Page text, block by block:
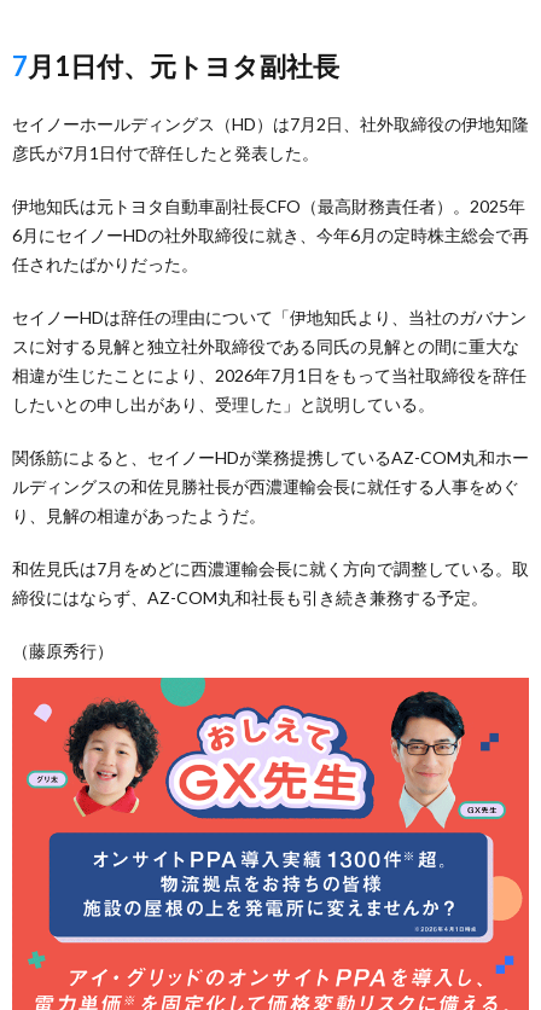
7月1日付、元トヨタ副社長
セイノーホールディングス（HD）は7月2日、社外取締役の伊地知隆
彦氏が7月1日付で辞任したと発表した。
伊地知氏は元トヨタ自動車副社長CFO（最高財務責任者）。2025年
6月にセイノーHDの社外取締役に就き、今年6月の定時株主総会で再
任されたばかりだった。
セイノーHDは辞任の理由について「伊地知氏より、当社のガバナン
スに対する見解と独立社外取締役である同氏の見解との間に重大な
相違が生じたことにより、2026年7月1日をもって当社取締役を辞任
したいとの申し出があり、受理した」と説明している。
関係筋によると、セイノーHDが業務提携しているAZ-COM丸和ホー
ルディングスの和佐見勝社長が西濃運輸会長に就任する人事をめぐ
り、見解の相違があったようだ。
和佐見氏は7月をめどに西濃運輸会長に就く方向で調整している。取
締役にはならず、AZ-COM丸和社長も引き続き兼務する予定。
（藤原秀行）